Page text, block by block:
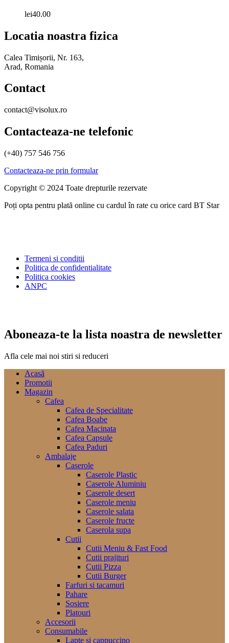
lei40.00
Locatia noastra fizica
Calea Timișorii, Nr. 163,
Arad, Romania
Contact
contact@visolux.ro
Contacteaza-ne telefonic
(+40) 757 546 756
Contacteaza-ne prin formular
Copyright © 2024 Toate drepturile rezervate
Poți opta pentru plată online cu cardul în rate cu orice card BT Star
Termeni si conditii
Politica de confidentialitate
Politica cookies
ANPC
Aboneaza-te la lista noastra de newsletter
Afla cele mai noi stiri si reduceri
Acasă
Promotii
Magazin
Cafea
Cafea de Specialitate
Cafea Boabe
Cafea Macinata
Cafea Capsule
Cafea Paduri
Ambalaje
Caserole
Caserole Plastic
Caserole Aluminiu
Caserole desert
Caserole meniu
Caserole salata
Caserole fructe
Caserola supa
Cutii
Cutii Meniu & Fast Food
Cutii prajituri
Cutii Pizza
Cutii Burger
Farfuri si tacamuri
Pahare
Sosiere
Platouri
Accesorii
Consumabile
Lapte si cappuccino